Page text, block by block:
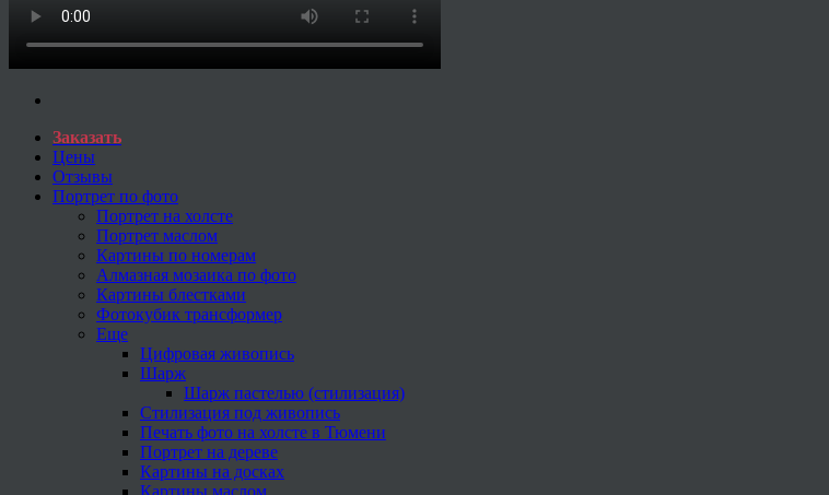
Заказать
Цены
Отзывы
Портрет по фото
Портрет на холсте
Портрет маслом
Картины по номерам
Алмазная мозаика по фото
Картины блестками
Фотокубик трансформер
Еще
Цифровая живопись
Шарж
Шарж пастелью (стилизация)
Стилизация под живопись
Печать фото на холсте в Тюмени
Портрет на дереве
Картины на досках
Картины маслом